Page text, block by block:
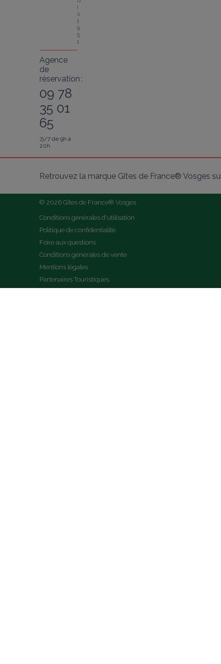
i
s
1
9
5
1
Agence
de
réservation :
09 78
35 01
65
7j/7 de 9h à
20h
Retrouvez la marque Gîtes de France® Vosges
© 2026 Gîtes de France® Vosges
Conditions générales d'utilisation
Politique de confidentialité
Foire aux questions
Conditions générales de vente
Mentions légales
Partenaires Touristiques